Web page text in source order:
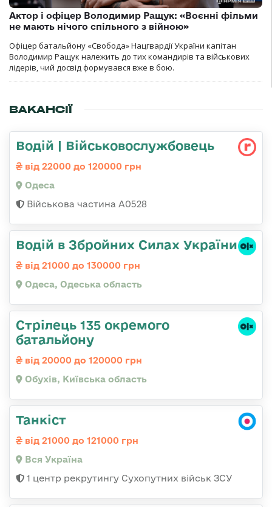
Актор і офіцер Володимир Ращук: «Воєнні фільми
не мають нічого спільного з війною»
Офіцер батальйону «Свобода» Нацгвардії України капітан
Володимир Ращук належить до тих командирів та військових
лідерів, чий досвід формувався вже в бою.
ВАКАНСІЇ
Водій | Військовослужбовець
від 22000 до 120000 грн
Одеса
Військова частина А0528
Водій в Збройних Силах України
від 21000 до 130000 грн
Одеса, Одеська область
Стрілець 135 окремого
батальйону
від 20000 до 120000 грн
Обухів, Київська область
Танкіст
від 21000 до 121000 грн
Вся Україна
1 центр рекрутингу Сухопутних військ ЗСУ